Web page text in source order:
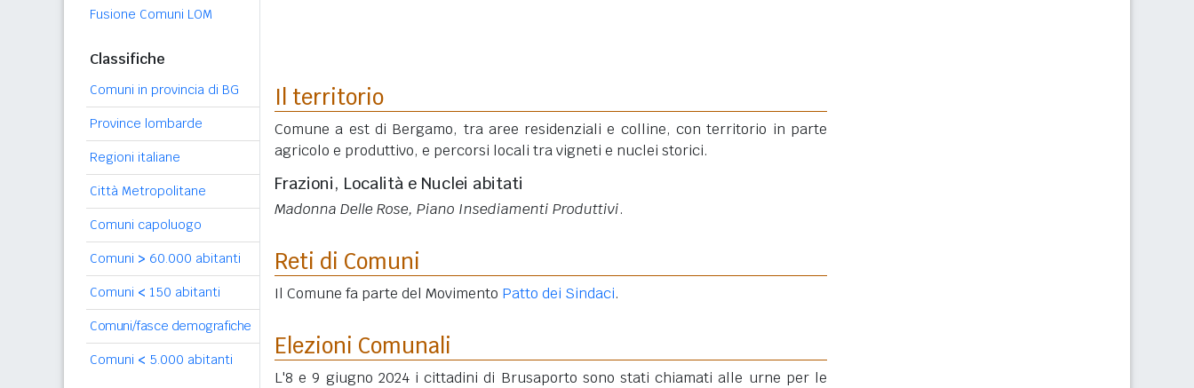
Fusione Comuni LOM
Classifiche
Comuni in provincia di BG
Province lombarde
Regioni italiane
Città Metropolitane
Comuni capoluogo
Comuni > 60.000 abitanti
Comuni < 150 abitanti
Comuni/fasce demografiche
Comuni < 5.000 abitanti
Il territorio
Comune a est di Bergamo, tra aree residenziali e colline, con territorio in parte
agricolo e produttivo, e percorsi locali tra vigneti e nuclei storici.
Frazioni, Località e Nuclei abitati
Madonna Delle Rose, Piano Insediamenti Produttivi.
Reti di Comuni
Il Comune fa parte del Movimento Patto dei Sindaci.
Elezioni Comunali
L'8 e 9 giugno 2024 i cittadini di Brusaporto sono stati chiamati alle urne per le